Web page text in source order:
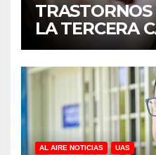
LA TERCERA
REVELA
CIDOCS DE LA
AL AIRE NOTICIAS UAS